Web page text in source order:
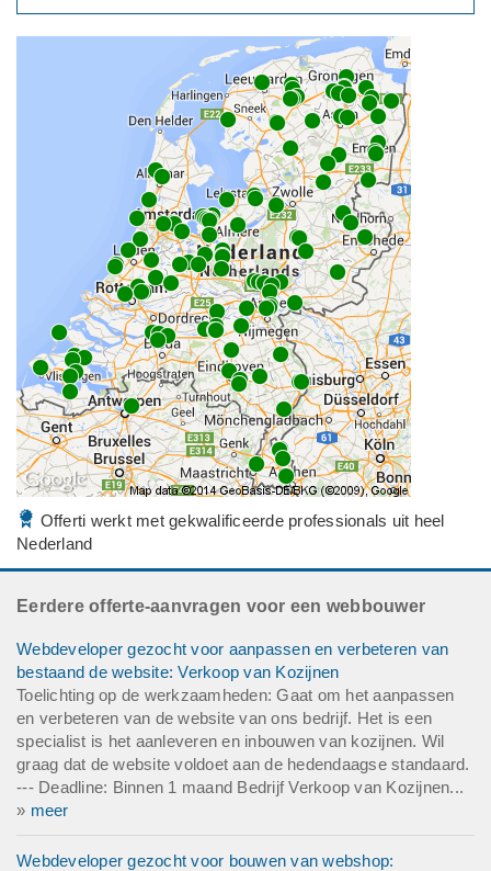
Offerti werkt met gekwalificeerde professionals uit heel
Nederland
Eerdere offerte-aanvragen voor een webbouwer
Webdeveloper gezocht voor aanpassen en verbeteren van
bestaand de website: Verkoop van Kozijnen
Toelichting op de werkzaamheden: Gaat om het aanpassen
en verbeteren van de website van ons bedrijf. Het is een
specialist is het aanleveren en inbouwen van kozijnen. Wil
graag dat de website voldoet aan de hedendaagse standaard.
--- Deadline: Binnen 1 maand Bedrijf Verkoop van Kozijnen...
» meer
Webdeveloper gezocht voor bouwen van webshop: